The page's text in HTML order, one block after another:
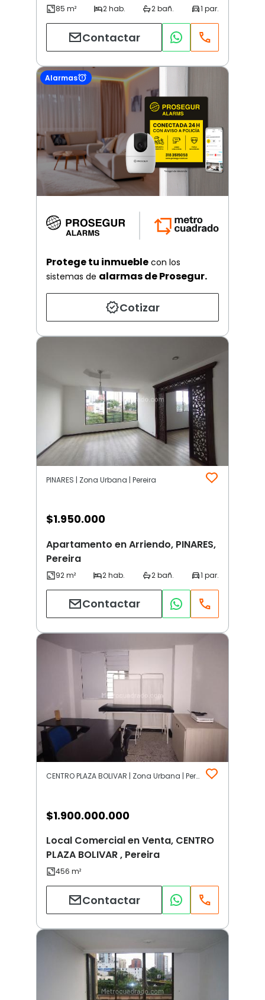
Contactar
Alarmas
Protege tu inmueble con los
sistemas de alarmas de Prosegur.
Cotizar
PINARES | Zona Urbana | Pereira
$1.950.000
Apartamento en Arriendo, PINARES,
Pereira
Contactar
CENTRO PLAZA BOLIVAR | Zona Urbana | Pereira
$1.900.000.000
Local Comercial en Venta, CENTRO
PLAZA BOLIVAR , Pereira
Contactar